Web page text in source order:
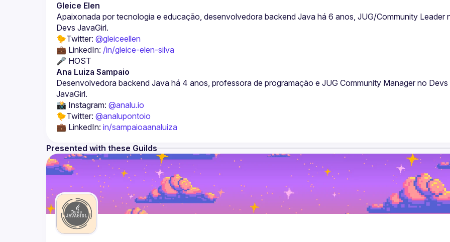
Gleice Elen
Apaixonada por tecnologia e educação, desenvolvedora backend Java há 6 anos, JUG/Community Leader
Devs JavaGirl.
🐤Twitter: @gleiceellen
💼 LinkedIn: /in/gleice-elen-silva
🎤 HOST
Ana Luiza Sampaio
Desenvolvedora backend Java há 4 anos, professora de programação e JUG Community Manager no Devs
JavaGirl.
📸 Instagram: @analu.io
🐤Twitter: @analupontoio
💼 LinkedIn: in/sampaioaanaluiza
Presented with these Guilds